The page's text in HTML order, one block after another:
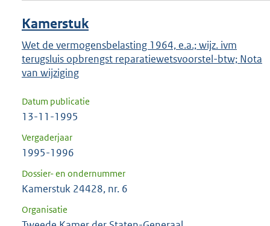
Kamerstuk
Wet de vermogensbelasting 1964, e.a.; wijz. ivm
terugsluis opbrengst reparatiewetsvoorstel-btw; Nota
van wijziging
Datum publicatie
13-11-1995
Vergaderjaar
1995-1996
Dossier- en ondernummer
Kamerstuk 24428, nr. 6
Organisatie